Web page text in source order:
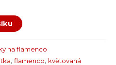
na flamenco
, flamenco, květovaná